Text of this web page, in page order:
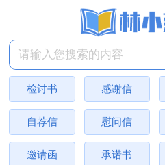
检讨书 感谢信
自荐信 慰问信
邀请函 承诺书